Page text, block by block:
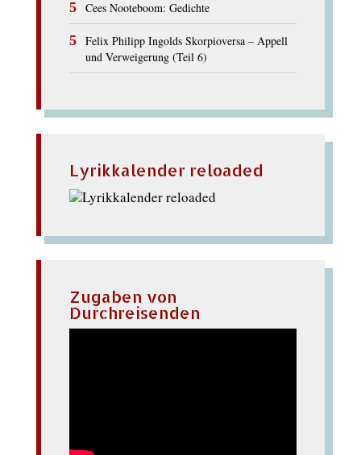
Cees Nooteboom: Gedichte
Felix Philipp Ingolds Skorpioversa – Appell
und Verweigerung (Teil 6)
Lyrikkalender reloaded
Zugaben von
Durchreisenden